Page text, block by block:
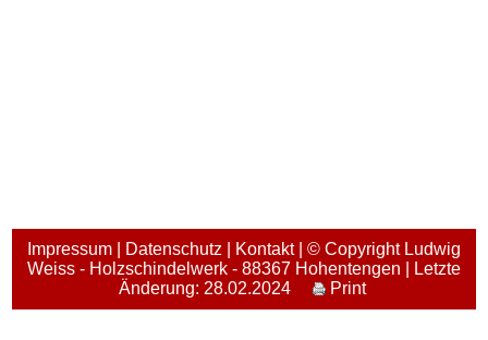
Impressum Datenschutz Kontakt| © Copyright Ludwig
Weiss - Holzschindelwerk - 88367 Hohentengen | Letzte
Änderung: 28.02.2024
Print